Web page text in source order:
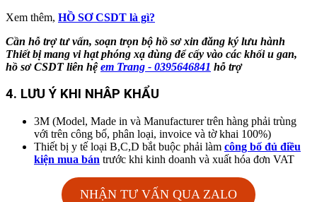
Xem thêm, HỒ SƠ CSDT là gì?
Cần hỗ trợ tư vấn, soạn trọn bộ hồ sơ xin đăng ký lưu hành
Thiết bị mang vi hạt phóng xạ dùng để cấy vào các khối u gan,
hồ sơ CSDT liên hệ em Trang - 0395646841 hỗ trợ
4. LƯU Ý KHI NHÂP KHẨU
3M (Model, Made in và Manufacturer trên hàng phải trùng
với trên công bố, phân loại, invoice và tờ khai 100%)
Thiết bị y tế loại B,C,D bắt buộc phải làm công bố đủ điều
kiện mua bán trước khi kinh doanh và xuất hóa đơn VAT
NHẬN TƯ VẤN QUA ZALO